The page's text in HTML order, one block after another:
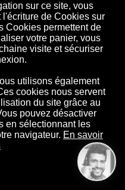

sur ce site, vous
l'écriture de Cookies sur
Cookies permettent de
votre panier, vous
visite et sécuriser
utilisons également
cookies nous servent
du site grâce au
pouvez désactiver
en sélectionnant les
navigateur. En savoir